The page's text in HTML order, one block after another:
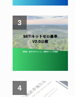
3
4